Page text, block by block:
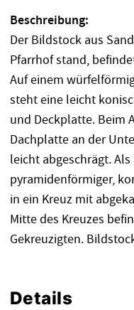
Beschreibung:
Der Bildstock aus
Pfarrhof stand,
Auf einem
steht eine leicht
und Deckplatte. Beim
Dachplatte an der
leicht abgeschrägt.
pyramidenförmiger,
in ein Kreuz mit
Mitte des Kreuzes
Gekreuzigten.
Details